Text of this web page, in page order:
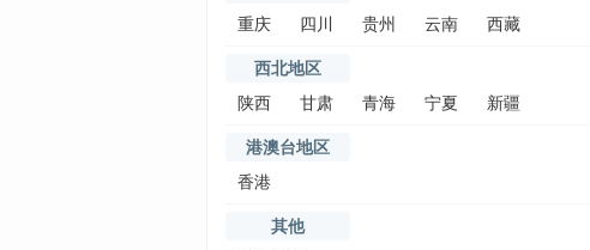
重庆
四川 贵州 云南 西藏
西北地区
陕西
甘肃 青海 宁夏 新疆
港澳台地区
香港
其他